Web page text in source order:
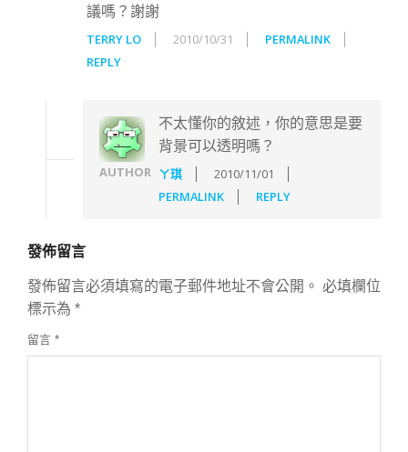
議嗎？謝謝
TERRY LO 2010/10/31
PERMALINK
REPLY
AUTHOR
不太懂你的敘述，你的意思是要
背景可以透明嗎？
ㄚ琪
2010/11/01
PERMALINK
REPLY
發佈留言
發佈留言必須填寫的電子郵件地址不會公開。 必填欄位
標示為 *
留言 *